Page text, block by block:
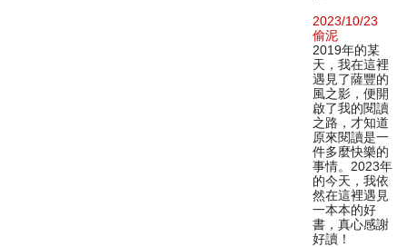
2023/10/23
偷泥
2019年的某
天，我在這裡
遇見了薩豐的
風之影，便開
啟了我的閱讀
之路，才知道
原來閱讀是一
件多麼快樂的
事情。2023年
的今天，我依
然在這裡遇見
一本本的好
書，真心感謝
好讀！